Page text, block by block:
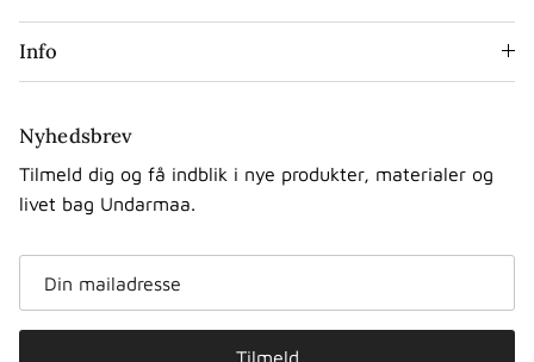
Info
Nyhedsbrev
Tilmeld dig og få indblik i nye produkter, materialer og
livet bag Undarmaa.
Tilmeld